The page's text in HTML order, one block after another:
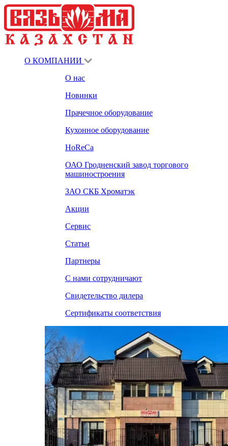
О КОМПАНИИ
О нас
Новинки
Прачечное оборудование
Кухонное оборудование
HoReCa
ОАО Гродненский завод торгового
машиностроения
ЗАО СКБ Хроматэк
Акции
Сервис
Статьи
Партнеры
С нами сотрудничают
Свидетельство дилера
Сертификаты соответствия